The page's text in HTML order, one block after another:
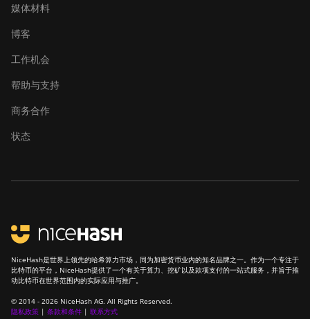
媒体材料
博客
工作机会
帮助与支持
商务合作
状态
NiceHash是世界上领先的哈希算力市场，同为加密货币业内的知名品牌之一。作为一个专注于
比特币的平台，NiceHash提供了一个有关于算力、挖矿以及款项支付的一站式服务，并旨于推
动比特币在世界范围内的实际应用与推广。
© 2014 - 2026 NiceHash AG. All Rights Reserved.
隐私政策 | 条款和条件 | 联系方式